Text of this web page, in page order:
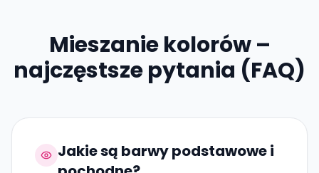
Mieszanie kolorów –
najczęstsze pytania (FAQ)
Jakie są barwy podstawowe i